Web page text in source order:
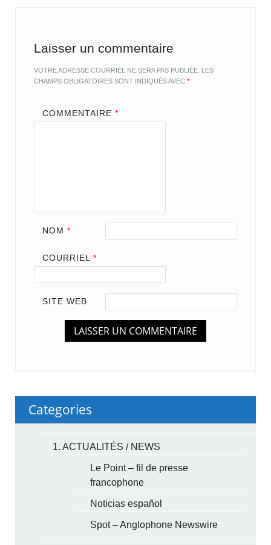
Laisser un commentaire
VOTRE ADRESSE COURRIEL NE SERA PAS PUBLIÉE. LES
CHAMPS OBLIGATOIRES SONT INDIQUÉS AVEC*
COMMENTAIRE *
NOM *
COURRIEL *
SITE WEB
Categories
1. ACTUALITÉS / NEWS
Le Point – fil de presse
francophone
Noticias español
Spot – Anglophone Newswire